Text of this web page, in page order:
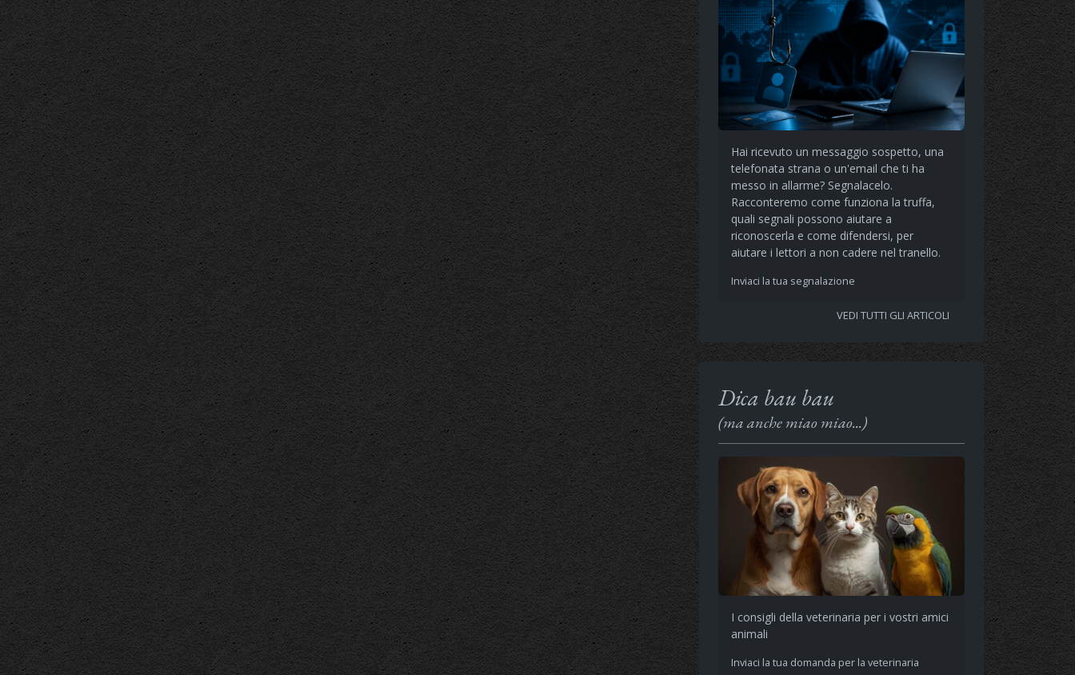
Hai ricevuto un messaggio sospetto, una
telefonata strana o un'email che ti ha
messo in allarme? Segnalacelo.
Racconteremo come funziona la truffa,
quali segnali possono aiutare a
riconoscerla e come difendersi, per
aiutare i lettori a non cadere nel tranello.
Inviaci la tua segnalazione
VEDI TUTTI GLI ARTICOLI
Dica bau bau
(ma anche miao miao...)
I consigli della veterinaria per i vostri amici
animali
Inviaci la tua domanda per la veterinaria